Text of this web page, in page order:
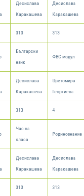
Десислава
Каракашева
Десислава
Каракашева
313 313
Български
език
ФВС модул
Десислава
Каракашева
Цветомира
Георгиева
313 4
Час на
класа
Родинознание
Десислава
Каракашева
Десислава
Каракашева
313 313